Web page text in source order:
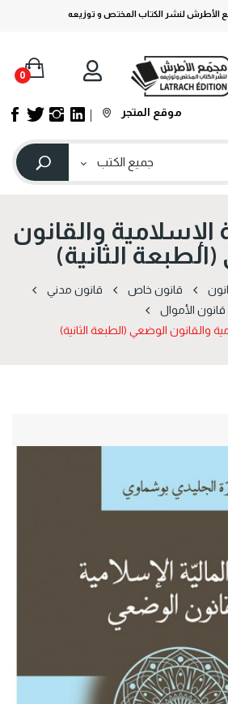
الأطرش لنشر الكتاب المختص و توزيعه
0
موقع المتجر
الإسلامية والقانون
الثانية)
قانون خاص
قانون مدني
قانون الأموال
والقانون الوضعي (الطبعة الثانية)